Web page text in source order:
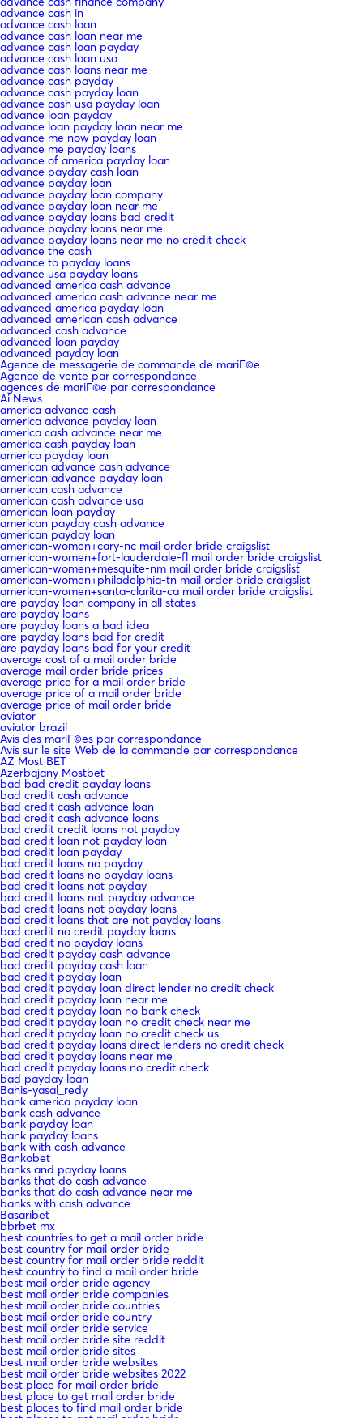
advance cash in
advance cash loan
advance cash loan near me
advance cash loan payday
advance cash loan usa
advance cash loans near me
advance cash payday
advance cash payday loan
advance cash usa payday loan
advance loan payday
advance loan payday loan near me
advance me now payday loan
advance me payday loans
advance of america payday loan
advance payday cash loan
advance payday loan
advance payday loan company
advance payday loan near me
advance payday loans bad credit
advance payday loans near me
advance payday loans near me no credit check
advance the cash
advance to payday loans
advance usa payday loans
advanced america cash advance
advanced america cash advance near me
advanced america payday loan
advanced american cash advance
advanced cash advance
advanced loan payday
advanced payday loan
Agence de messagerie de commande de mariГ©e
Agence de vente par correspondance
agences de mariГ©e par correspondance
Ai News
america advance cash
america advance payday loan
america cash advance near me
america cash payday loan
america payday loan
american advance cash advance
american advance payday loan
american cash advance
american cash advance usa
american loan payday
american payday cash advance
american payday loan
american-women+cary-nc mail order bride craigslist
american-women+fort-lauderdale-fl mail order bride craigslist
american-women+mesquite-nm mail order bride craigslist
american-women+philadelphia-tn mail order bride craigslist
american-women+santa-clarita-ca mail order bride craigslist
are payday loan company in all states
are payday loans
are payday loans a bad idea
are payday loans bad for credit
are payday loans bad for your credit
average cost of a mail order bride
average mail order bride prices
average price for a mail order bride
average price of a mail order bride
average price of mail order bride
aviator
aviator brazil
Avis des mariГ©es par correspondance
Avis sur le site Web de la commande par correspondance
AZ Most BET
Azerbajany Mostbet
bad bad credit payday loans
bad credit cash advance
bad credit cash advance loan
bad credit cash advance loans
bad credit credit loans not payday
bad credit loan not payday loan
bad credit loan payday
bad credit loans no payday
bad credit loans no payday loans
bad credit loans not payday
bad credit loans not payday advance
bad credit loans not payday loans
bad credit loans that are not payday loans
bad credit no credit payday loans
bad credit no payday loans
bad credit payday cash advance
bad credit payday cash loan
bad credit payday loan
bad credit payday loan direct lender no credit check
bad credit payday loan near me
bad credit payday loan no bank check
bad credit payday loan no credit check near me
bad credit payday loan no credit check us
bad credit payday loans direct lenders no credit check
bad credit payday loans near me
bad credit payday loans no credit check
bad payday loan
Bahis-yasal_redy
bank america payday loan
bank cash advance
bank payday loan
bank payday loans
bank with cash advance
Bankobet
banks and payday loans
banks that do cash advance
banks that do cash advance near me
banks with cash advance
Basaribet
bbrbet mx
best countries to get a mail order bride
best country for mail order bride
best country for mail order bride reddit
best country to find a mail order bride
best mail order bride agency
best mail order bride companies
best mail order bride countries
best mail order bride country
best mail order bride service
best mail order bride site reddit
best mail order bride sites
best mail order bride websites
best mail order bride websites 2022
best place for mail order bride
best place to get mail order bride
best places to find mail order bride